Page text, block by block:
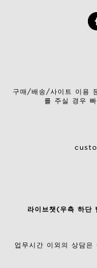
구매/배송/사이트 이용
를 주실 경우
라이브챗(우측 하단
업무시간 이외의 상담